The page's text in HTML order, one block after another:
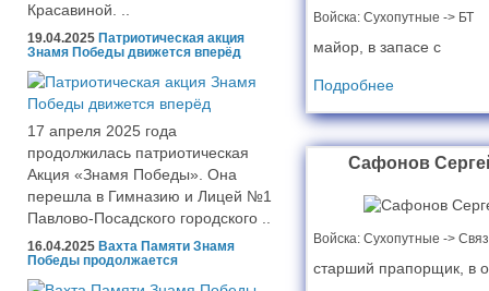
Красавиной. ..
19.04.2025 Патриотическая акция
Знамя Победы движется вперёд
17 апреля 2025 года
продолжилась патриотическая
Акция «Знамя Победы». Она
перешла в Гимназию и Лицей №1
Павлово-Посадского городского ..
16.04.2025 Вахта Памяти Знамя
Победы продолжается
Войска: Сухопутные -> БТ
майор, в запасе с
Подробнее
Сафонов
Войска: Cухопутные ->
старший прапорщик, в